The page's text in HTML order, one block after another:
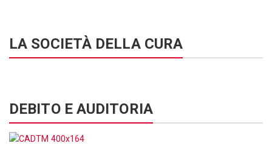
LA SOCIETÀ DELLA CURA
DEBITO E AUDITORIA